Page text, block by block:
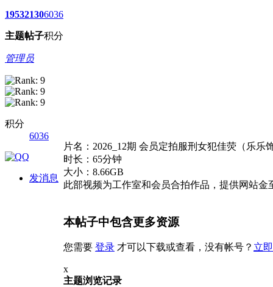
1953
主题
2130
帖子
6036
积分
管理员
积分
6036
发消息
片名：2026_12期 会员定拍服刑女犯佳荧（乐乐
时长：65分钟
大小：8.66GB
此部视频为工作室和会员合拍作品，提供网站金
本帖子中包含更多资源
您需要 登录 才可以下载或查看，没有帐号？ 立
x
主题浏览记录